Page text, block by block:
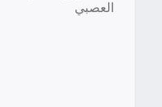
العصبي